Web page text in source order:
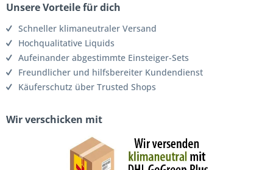
Unsere Vorteile für dich
Schneller klimaneutraler Versand
Hochqualitative Liquids
Aufeinander abgestimmte Einsteiger-Sets
Freundlicher und hilfsbereiter Kundendienst
Käuferschutz über Trusted Shops
Wir verschicken mit